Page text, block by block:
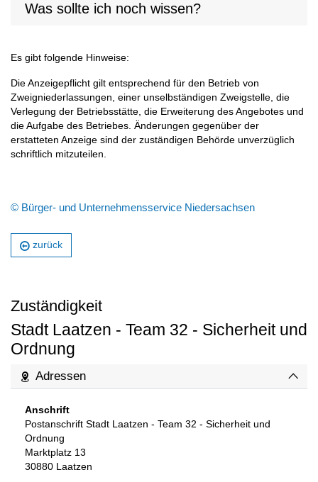
Was sollte ich noch wissen?
Es gibt folgende Hinweise:
Die Anzeigepflicht gilt entsprechend für den Betrieb von
Zweigniederlassungen, einer unselbständigen Zweigstelle, die
Verlegung der Betriebsstätte, die Erweiterung des Angebotes und
die Aufgabe des Betriebes. Änderungen gegenüber der
erstatteten Anzeige sind der zuständigen Behörde unverzüglich
schriftlich mitzuteilen.
© Bürger- und Unternehmensservice Niedersachsen
zurück
Zuständigkeit
Stadt Laatzen - Team 32 - Sicherheit und
Ordnung
Adressen
Anschrift
Postanschrift Stadt Laatzen - Team 32 - Sicherheit und
Ordnung
Marktplatz 13
30880 Laatzen